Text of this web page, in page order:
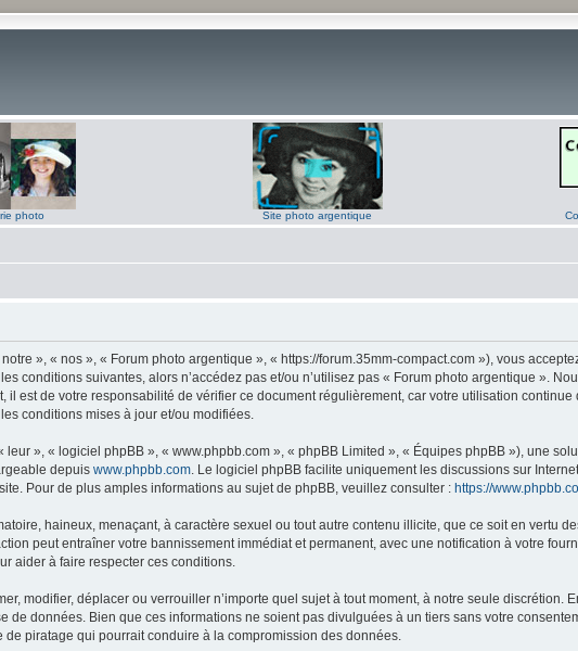
photo Site photo argentique
», « nos », « Forum photo argentique », « https://forum.35mm-compact.com »), vous
conditions suivantes, alors n’accédez pas et/ou n’utilisez pas « Forum photo argentique ».
est de votre responsabilité de vérifier ce document régulièrement, car votre utilisation
conditions mises à jour et/ou modifiées.
», « logiciel phpBB », « www.phpbb.com », « phpBB Limited », « Équipes phpBB »), une
depuis www.phpbb.com . Le logiciel phpBB facilite uniquement les discussions sur
Pour de plus amples informations au sujet de phpBB, veuillez consulter : https://
haineux, menaçant, à caractère sexuel ou tout autre contenu illicite, que ce soit en vertu
peut entraîner votre bannissement immédiat et permanent, avec une notification à votre
aider à faire respecter ces conditions.
modifier, déplacer ou verrouiller n’importe quel sujet à tout moment, à notre seule discrétion.
données. Bien que ces informations ne soient pas divulguées à un tiers sans votre
piratage qui pourrait conduire à la compromission des données.